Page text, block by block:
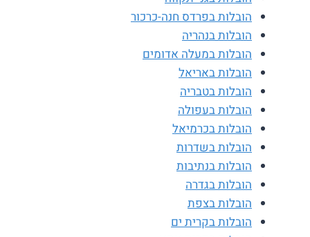
הובלות בפרדס חנה-כרכור
הובלות בנהריה
הובלות במעלה אדומים
הובלות באריאל
הובלות בטבריה
הובלות בעפולה
הובלות בכרמיאל
הובלות בשדרות
הובלות בנתיבות
הובלות בגדרה
הובלות בצפת
הובלות בקרית ים